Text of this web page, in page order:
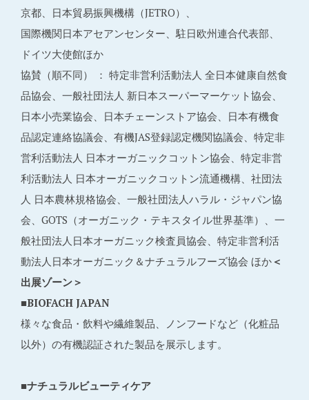
京都、日本貿易振興機構（JETRO）、
国際機関日本アセアンセンター、駐日欧州連合代表部、
ドイツ大使館ほか
協賛（順不同） ： 特定非営利活動法人 全日本健康自然食
品協会、一般社団法人 新日本スーパーマーケット協会、
日本小売業協会、日本チェーンストア協会、日本有機食
品認定連絡協議会、有機JAS登録認定機関協議会、特定非
営利活動法人 日本オーガニックコットン協会、特定非営
利活動法人 日本オーガニックコットン流通機構、社団法
人 日本農林規格協会、一般社団法人ハラル・ジャパン協
会、GOTS（オーガニック・テキスタイル世界基準）、一
般社団法人日本オーガニック検査員協会、特定非営利活
動法人日本オーガニック＆ナチュラルフーズ協会 ほか＜
出展ゾーン＞
■BIOFACH JAPAN
様々な食品・飲料や繊維製品、ノンフードなど（化粧品
以外）の有機認証された製品を展示します。
■ナチュラルビューティケア